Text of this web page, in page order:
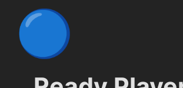
🔵